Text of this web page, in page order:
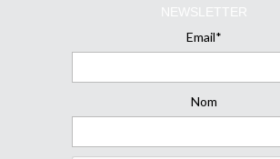
NEWSLETTER
Email*
Nom